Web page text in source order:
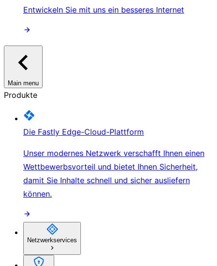
Entwickeln Sie mit uns ein besseres Internet
Main menu
Produkte
Die Fastly Edge-Cloud-Plattform
Unser modernes Netzwerk verschafft Ihnen einen
Wettbewerbsvorteil und bietet Ihnen Sicherheit,
damit Sie Inhalte schnell und sicher ausliefern
können.
Netzwerkservices